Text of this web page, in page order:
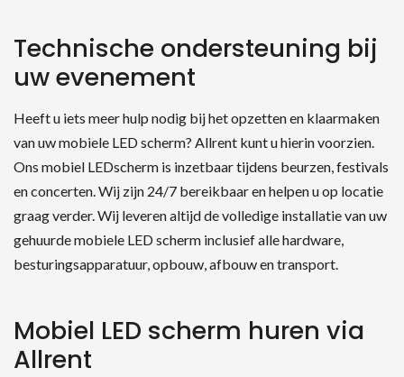
Technische ondersteuning bij
uw evenement
Heeft u iets meer hulp nodig bij het opzetten en klaarmaken
van uw mobiele LED scherm? Allrent kunt u hierin voorzien.
Ons mobiel LEDscherm is inzetbaar tijdens beurzen, festivals
en concerten. Wij zijn 24/7 bereikbaar en helpen u op locatie
graag verder. Wij leveren altijd de volledige installatie van uw
gehuurde mobiele LED scherm inclusief alle hardware,
besturingsapparatuur, opbouw, afbouw en transport.
Mobiel LED scherm huren via
Allrent